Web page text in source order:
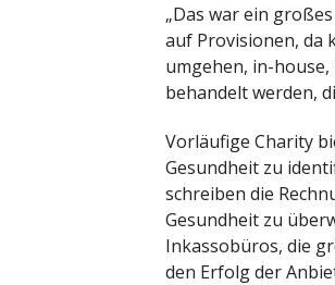
„Das war ein
auf Provisionen, da
umgehen, in-
behandelt werden,
Vorläufige Charity
Gesundheit zu
schreiben die
Gesundheit zu
Inkassobüros, die
den Erfolg der